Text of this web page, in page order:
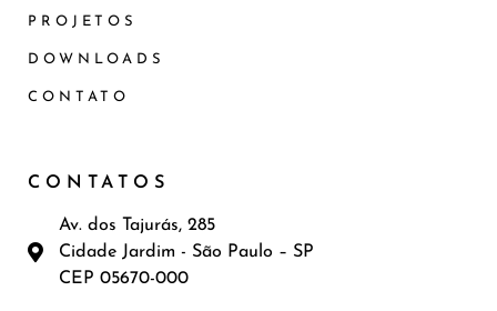
PROJETOS
DOWNLOADS
CONTATO
CONTATOS
Av. dos Tajurás, 285
Cidade Jardim - São Paulo – SP
CEP 05670-000